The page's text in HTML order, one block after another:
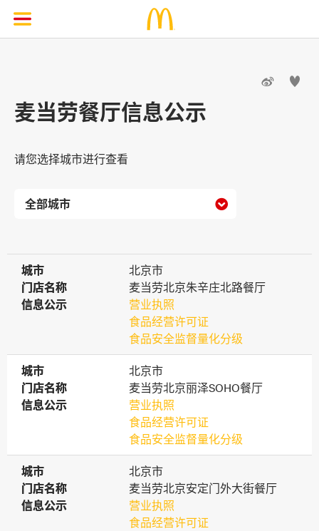
 
麦当劳餐厅信息公示
请您选择城市进行查看

城市
城市
北京市
门店名称
门店名称
麦当劳北京朱辛庄北路餐厅
信息公示
信息公示
营业执照
食品经营许可证
食品安全监督量化分级
城市
城市
北京市
门店名称
门店名称
麦当劳北京丽泽SOHO餐厅
信息公示
信息公示
营业执照
食品经营许可证
食品安全监督量化分级
城市
城市
北京市
门店名称
门店名称
麦当劳北京安定门外大街餐厅
信息公示
信息公示
营业执照
食品经营许可证